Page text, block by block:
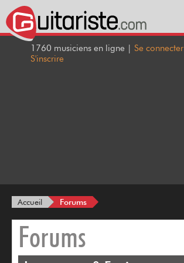
1760 musiciens en ligne | Se connecter
S'inscrire
Accueil Forums
Forums